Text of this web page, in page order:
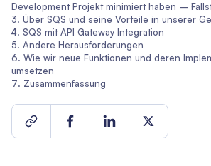
Development Projekt minimiert haben –
Über SQS und seine Vorteile in unserer
SQS mit API Gateway Integration
Andere Herausforderungen
Wie wir neue Funktionen und deren
umsetzen
Zusammenfassung